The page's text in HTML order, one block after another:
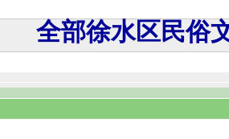
全部徐水区民俗